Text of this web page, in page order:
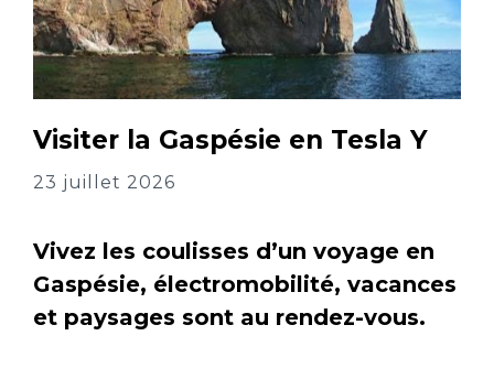
Visiter la Gaspésie en Tesla Y
23 juillet 2026
Vivez les coulisses d’un voyage en
Gaspésie, électromobilité, vacances
et paysages sont au rendez-vous.